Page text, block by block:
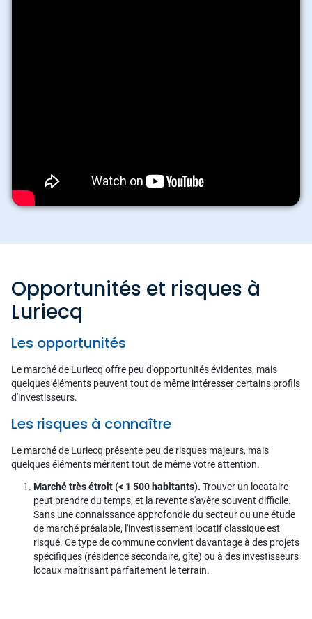
Opportunités et risques à
Luriecq
Les opportunités
Le marché de Luriecq offre peu d'opportunités évidentes, mais
quelques éléments peuvent tout de même intéresser certains profils
d'investisseurs.
Les risques à connaître
Le marché de Luriecq présente peu de risques majeurs, mais
quelques éléments méritent tout de même votre attention.
Marché très étroit (< 1 500 habitants). Trouver un locataire
peut prendre du temps, et la revente s'avère souvent difficile.
Sans une connaissance approfondie du secteur ou une étude
de marché préalable, l'investissement locatif classique est
risqué. Ce type de commune convient davantage à des projets
spécifiques (résidence secondaire, gîte) ou à des investisseurs
locaux maîtrisant parfaitement le terrain.